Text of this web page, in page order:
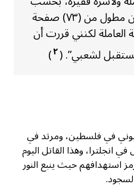
ما كتبه عن نفسه في بيان مطول من (٧٣) صفحة
لكنني قررت أن
لشعبي”. (٢)
في فلسطين، ومرتد في
انجلترا، وهذا القاتل اليوم
استهدافهم حيث ينبع النور